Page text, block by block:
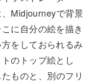
、Midjourneyで背景
に自分の絵を描き
をしておられるみ
のトップ絵とし
ものと、別のフリ